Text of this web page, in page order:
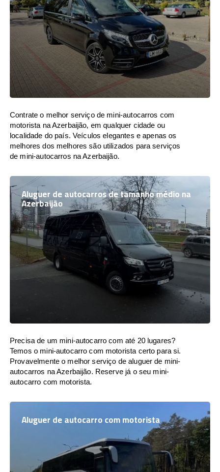
Contrate o melhor serviço de mini-autocarros com
motorista na Azerbaijão, em qualquer cidade ou
localidade do país. Veículos elegantes e apenas os
melhores dos melhores são utilizados para serviços
de mini-autocarros na Azerbaijão.
Aluguer de autocarros de tamanho médio na
Azerbaijão
Precisa de um mini-autocarro com até 20 lugares?
Temos o mini-autocarro com motorista certo para si.
Provavelmente o melhor serviço de aluguer de mini-
autocarros na Azerbaijão. Reserve já o seu mini-
autocarro com motorista.
Aluguer de autocarro com motorista